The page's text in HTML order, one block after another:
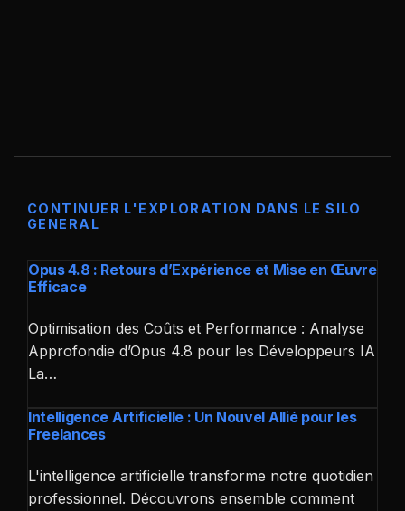
CONTINUER L'EXPLORATION DANS LE SILO
GENERAL
Opus 4.8 : Retours d’Expérience et Mise en Œuvre
Efficace
Optimisation des Coûts et Performance : Analyse
Approfondie d’Opus 4.8 pour les Développeurs IA
La…
Intelligence Artificielle : Un Nouvel Allié pour les
Freelances
L'intelligence artificielle transforme notre quotidien
professionnel. Découvrons ensemble comment